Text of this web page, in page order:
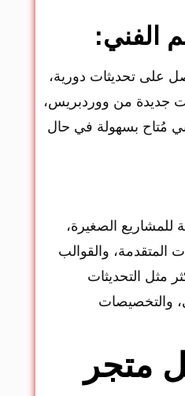
الفني:
على تحديثات دورية،
جديدة من ووردبريس،
مُتاح بسهولة في حال
للمشاريع الصغيرة،
المتقدمة، والقوالب
مثل التحديثات
والتخصيصات
متجر